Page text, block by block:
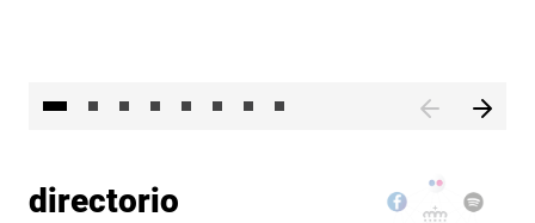
directorio